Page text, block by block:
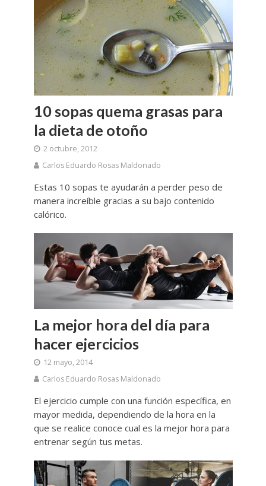
10 sopas quema grasas para
la dieta de otoño
2 octubre, 2012
Carlos Eduardo Rosas Maldonado
Estas 10 sopas te ayudarán a perder peso de
manera increíble gracias a su bajo contenido
calórico.
La mejor hora del día para
hacer ejercicios
12 mayo, 2014
Carlos Eduardo Rosas Maldonado
El ejercicio cumple con una función específica, en
mayor medida, dependiendo de la hora en la
que se realice conoce cual es la mejor hora para
entrenar según tus metas.